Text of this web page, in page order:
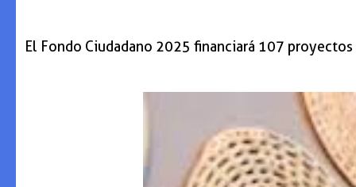
El Fondo Ciudadano 2025 financiará 107